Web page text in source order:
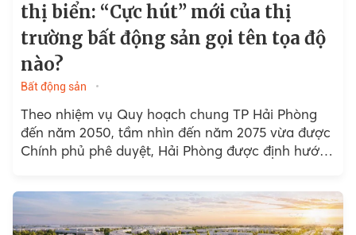
thị biển: “Cực hút” mới của thị
trường bất động sản gọi tên tọa độ
nào?
Bất động sản
Theo nhiệm vụ Quy hoạch chung TP Hải Phòng
đến năm 2050, tầm nhìn đến năm 2075 vừa được
Chính phủ phê duyệt, Hải Phòng được định hướng